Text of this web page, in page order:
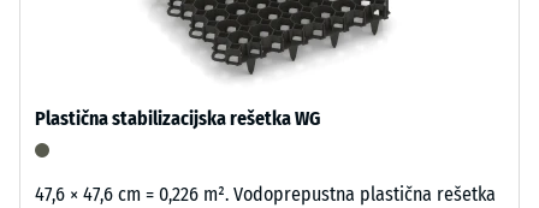
Plastična stabilizacijska rešetka WG
47,6 × 47,6 cm = 0,226 m². Vodoprepustna plastična rešetka